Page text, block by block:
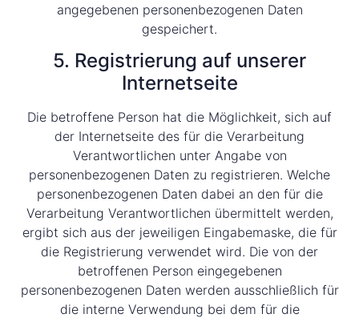
angegebenen personenbezogenen Daten
gespeichert.
5. Registrierung auf unserer
Internetseite
Die betroffene Person hat die Möglichkeit, sich auf
der Internetseite des für die Verarbeitung
Verantwortlichen unter Angabe von
personenbezogenen Daten zu registrieren. Welche
personenbezogenen Daten dabei an den für die
Verarbeitung Verantwortlichen übermittelt werden,
ergibt sich aus der jeweiligen Eingabemaske, die für
die Registrierung verwendet wird. Die von der
betroffenen Person eingegebenen
personenbezogenen Daten werden ausschließlich für
die interne Verwendung bei dem für die